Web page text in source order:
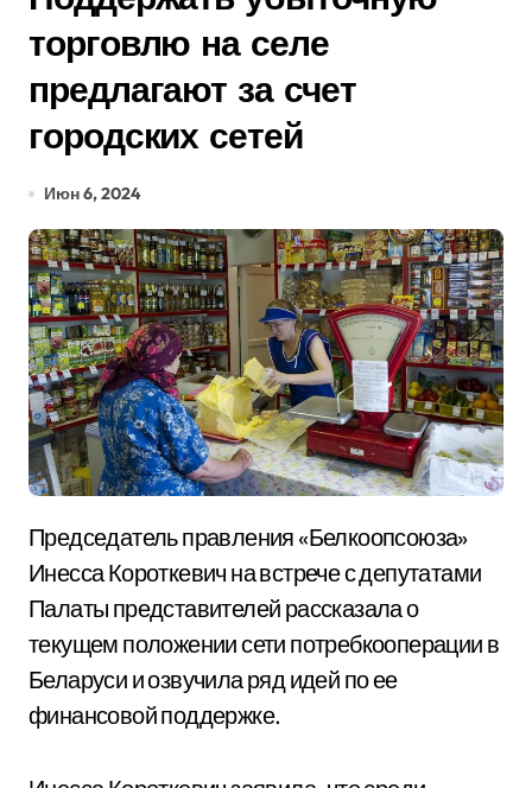
торговлю на селе
предлагают за счет
городских сетей
Июн 6, 2024
Председатель правления «Белкоопсоюза»
Инесса Короткевич на встрече с депутатами
Палаты представителей рассказала о
текущем положении сети потребкооперации в
Беларуси и озвучила ряд идей по ее
финансовой поддержке.